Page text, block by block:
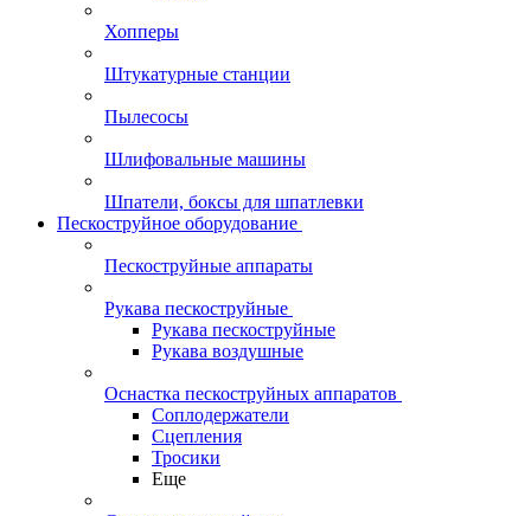
Хопперы
Штукатурные станции
Пылесосы
Шлифовальные машины
Шпатели, боксы для шпатлевки
Пескоструйное оборудование
Пескоструйные аппараты
Рукава пескоструйные
Рукава пескоструйные
Рукава воздушные
Оснастка пескоструйных аппаратов
Соплодержатели
Сцепления
Тросики
Еще